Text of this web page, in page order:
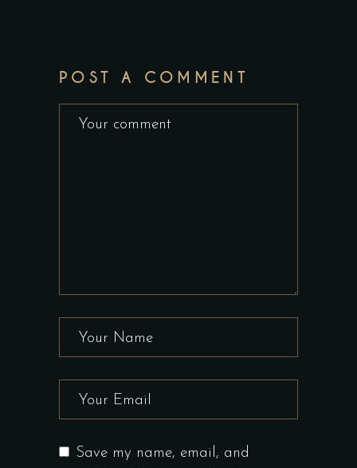
POST A COMMENT
Save my name, email, and